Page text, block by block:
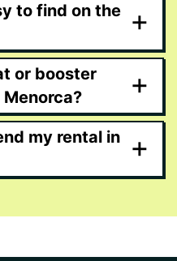
to find on the +
or booster
+
my rental in
+